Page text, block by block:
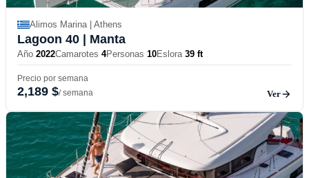
Alimos Marina | Athens
Lagoon 40 | Manta
Año 2022Camarotes 4Personas 10Eslora 39 ft
Precio por semana
2,189 $/ semana Ver